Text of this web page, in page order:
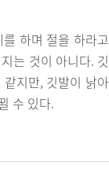
하며 절을 하라
는 것이 아니다.
지만, 깃발이 낡
수 있다.